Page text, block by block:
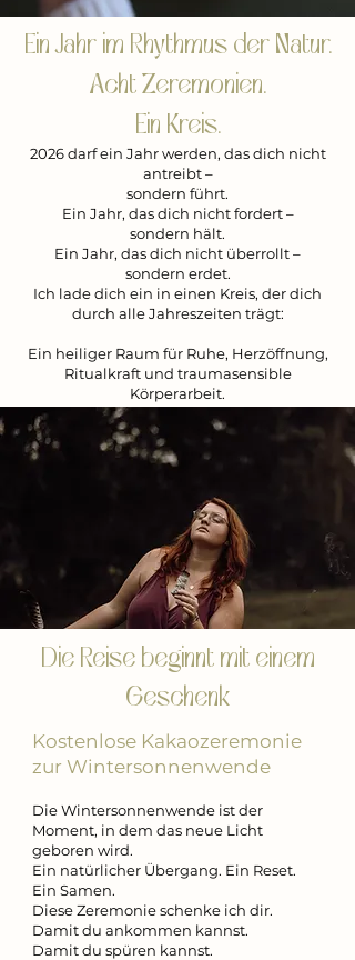
Ein Jahr im Rhythmus der Natur.
Acht Zeremonien.
Ein Kreis.
2026 darf ein Jahr werden, das dich nicht
antreibt –
sondern führt.
Ein Jahr, das dich nicht fordert –
sondern hält.
Ein Jahr, das dich nicht überrollt –
sondern erdet.
Ich lade dich ein in einen Kreis, der dich
durch alle Jahreszeiten trägt:
Ein heiliger Raum für Ruhe, Herzöffnung,
Ritualkraft und traumasensible
Körperarbeit.
Die Reise beginnt mit einem
Geschenk
​Kostenlose Kakaozeremonie
zur Wintersonnenwende
Die Wintersonnenwende ist der
Moment, in dem das neue Licht
geboren wird.
Ein natürlicher Übergang. Ein Reset.
Ein Samen.
Diese Zeremonie schenke ich dir.
Damit du ankommen kannst.
Damit du spüren kannst.